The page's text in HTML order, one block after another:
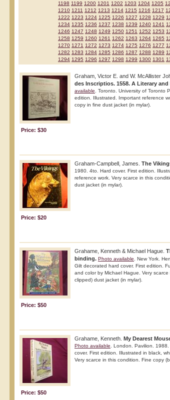
1198 1199 1200 1201 1202 1203 1204 1205
1210 1211 1212 1213 1214 1215 1216 1217
1222 1223 1224 1225 1226 1227 1228 1229
1234 1235 1236 1237 1238 1239 1240 1241
1246 1247 1248 1249 1250 1251 1252 1253
1258 1259 1260 1261 1262 1263 1264 1265
1270 1271 1272 1273 1274 1275 1276 1277
1282 1283 1284 1285 1286 1287 1288 1289
1294 1295 1296 1297 1298 1299 1300 1301
Graham, Victor E. and W. McAllister
des Inscriptios. 1558. A Literary
available . Toronto. University of Toronto
edition. Illustrated. Important reference
copy in fine dust jacket (in mylar).
Price: $30
Graham-Campbell, James. The
1980. 4to. Hard cover. First edition.
reference work. Very scarce in this
dust jacket (in mylar).
Price: $20
Grahame, Kenneth & Michael Hague.
binding. Photo available . New York.
Gilt decorated hard cover. First edition.
and color by Michael Hague. Very
clipped) dust jacket (in mylar).
Price: $50
Grahame, Kenneth. My Dearest
Photo available . London. Pavilion.
cover. First edition. Illustrated in black,
Very scarce in this condition. Fine copy
Price: $50